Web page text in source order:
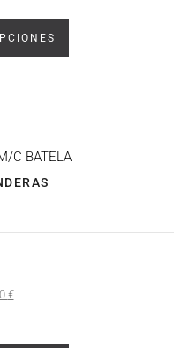
C BATELA
€